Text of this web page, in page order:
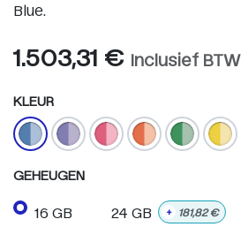
Blue.
1.503,31 € Inclusief BTW
KLEUR
GEHEUGEN
16 GB 24 GB + 181,82€